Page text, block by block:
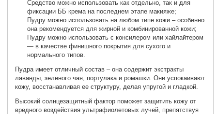
Средство можно использовать как отдельно, так и для
фиксации ББ крема на последнем этапе макияже;
Пудру можно использовать на любом типе кожи – особенно
она рекомендуется для жирной и комбинированной кожи;
Пудру можно использовать с консилером или хайлайтером
— в качестве финишного покрытия для сухого и
нормального типов.
Пудра имеет отличный состав – она содержит экстракты
лаванды, зеленого чая, портулака и ромашки. Они успокаивают
кожу, восстанавливая ее структуру, делая упругой и гладкой.
Высокий солнцезащитный фактор поможет защитить кожу от
вредного воздействия ультрафиолетовых лучей, препятствуя